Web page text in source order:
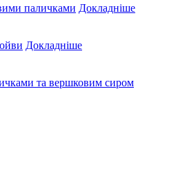
паличками Докладніше
Докладніше
та вершковим сиром